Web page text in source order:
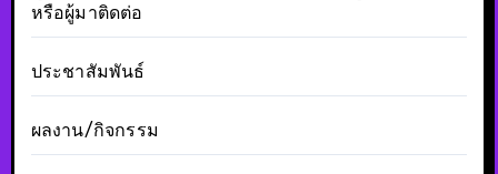
หรือผู้มาติดต่อ
ประชาสัมพันธ์
ผลงาน/กิจกรรม